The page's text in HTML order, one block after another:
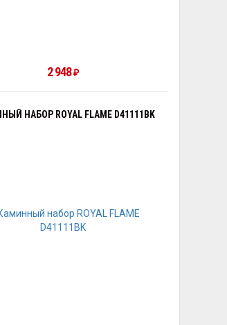
2 948₽
НАБОР ROYAL FLAME D41111BK